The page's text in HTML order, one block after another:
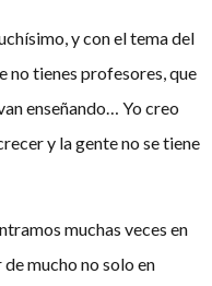
y con el tema del
no tienes profesores, que
enseñando… Yo creo
y la gente no se tiene
muchas veces en
mucho no solo en